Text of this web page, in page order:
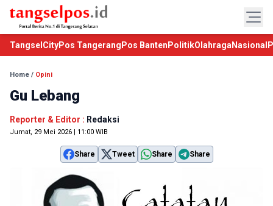
TangselCityPos Tangerang Pos Banten PolitikOlahraga Nasional
Home / Opini
Gu Lebang
Reporter & Editor : Redaksi
Jumat, 29 Mei 2026 | 11:00 WIB
Share Tweet Share Share